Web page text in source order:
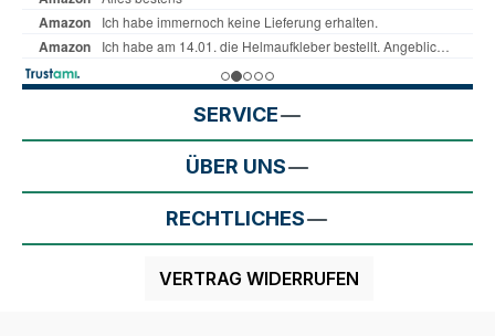
SERVICE
ÜBER UNS
RECHTLICHES
VERTRAG WIDERRUFEN